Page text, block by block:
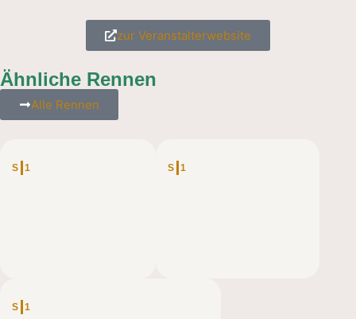
zur Veranstalterwebsite
Ähnliche Rennen
Alle Rennen
S 1
S 1
S 1